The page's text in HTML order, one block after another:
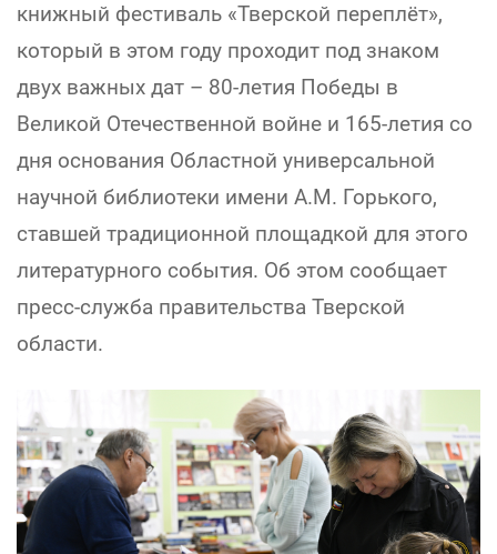
книжный фестиваль «Тверской переплёт»,
который в этом году проходит под знаком
двух важных дат – 80-летия Победы в
Великой Отечественной войне и 165-летия со
дня основания Областной универсальной
научной библиотеки имени А.М. Горького,
ставшей традиционной площадкой для этого
литературного события. Об этом сообщает
пресс-служба правительства Тверской
области.